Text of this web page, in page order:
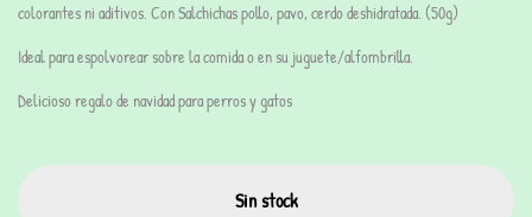
colorantes ni aditivos. Con Salchichas pollo, pavo, cerdo deshidratada. (50g)
Ideal para espolvorear sobre la comida o en su juguete/alfombrilla.
Delicioso regalo de navidad para perros y gatos
Sin stock